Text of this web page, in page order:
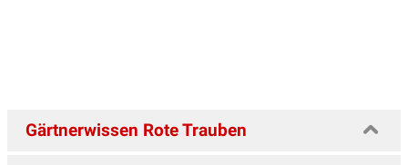
Gärtnerwissen Rote Trauben